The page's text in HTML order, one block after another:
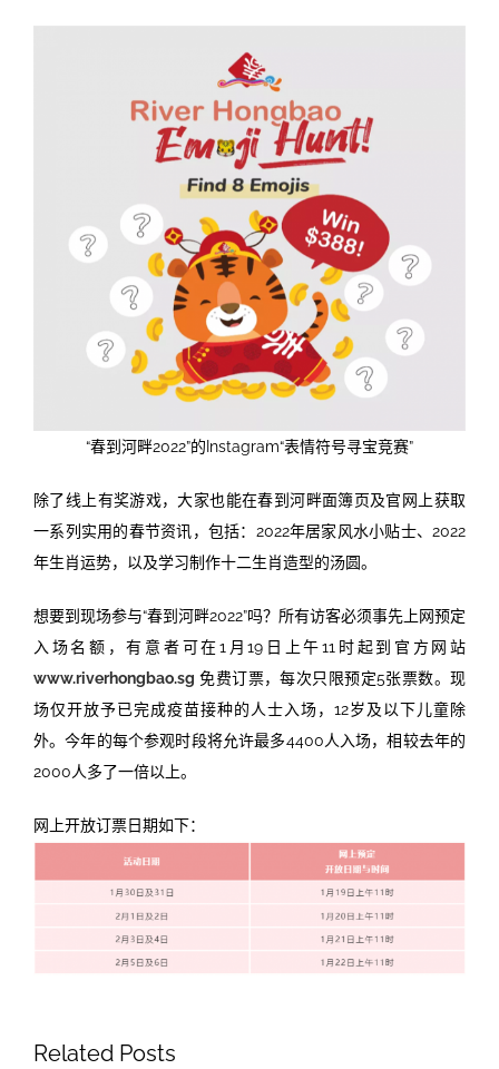
“春到河畔2022”的Instagram“表情符号寻宝竞赛”
除了线上有奖游戏，大家也能在春到河畔面簿页及官网上获取
一系列实用的春节资讯，包括：2022年居家风水小贴士、2022
年生肖运势，以及学习制作十二生肖造型的汤圆。
想要到现场参与“春到河畔2022”吗？所有访客必须事先上网预定
入场名额，有意者可在1月19日上午11时起到官方网站
www.riverhongbao.sg 免费订票，每次只限预定5张票数。现
场仅开放予已完成疫苗接种的人士入场，12岁及以下儿童除
外。今年的每个参观时段将允许最多4400人入场，相较去年的
2000人多了一倍以上。
网上开放订票日期如下：
Related Posts